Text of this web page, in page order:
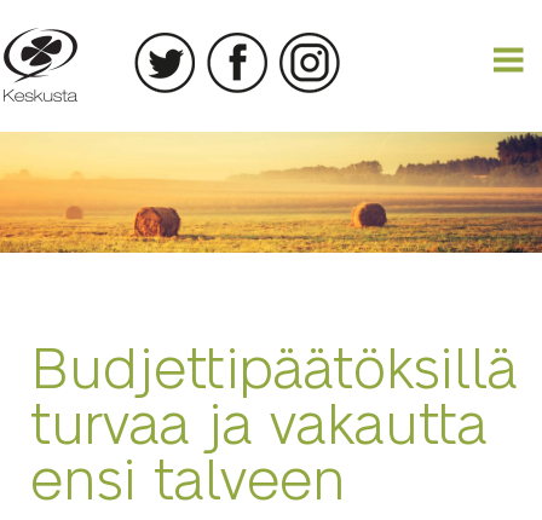
Budjettipäätöksillä
turvaa ja vakautta
ensi talveen